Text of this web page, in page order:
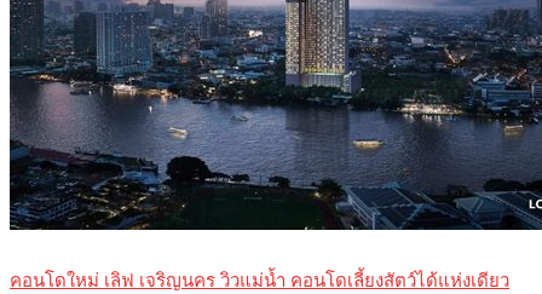
คอนโดใหม่ เลิฟ เจริญนคร วิวแม่น้ำ คอนโดเลี้ยงสัตว์ได้แห่งเดียว